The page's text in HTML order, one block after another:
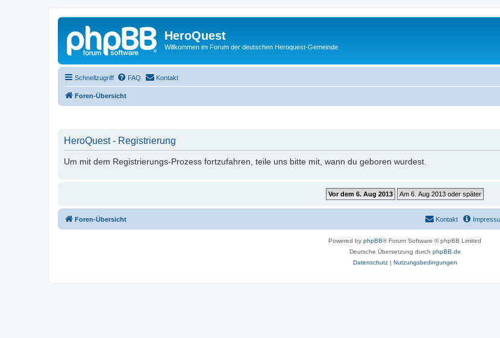
HeroQuest
Willkommen im Forum der deutschen Heroquest-Gemeinde
Schnellzugriff FAQ Kontakt
Foren-Übersicht
HeroQuest - Registrierung
Um mit dem Registrierungs-Prozess fortzufahren, teile uns bitte mit, wann du geboren wurdest.
Foren-Übersicht Kontakt
Powered by phpBB® Forum Software © phpBB Limited
Deutsche Übersetzung durch phpBB.de
Datenschutz| Nutzungsbedingungen